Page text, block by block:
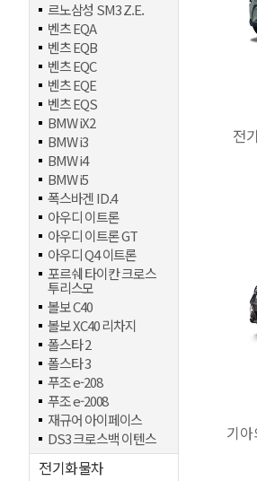
르노삼성 SM3 Z.E.
벤츠 EQA
벤츠 EQB
벤츠 EQC
벤츠 EQE
벤츠 EQS
BMW iX2
BMW i3
BMW i4
BMW i5
폭스바겐 ID.4
아우디 이트론
아우디 이트론 GT
아우디 Q4 이트론
포르쉐 타이칸 크로스
투리스모
볼보 C40
볼보 XC40 리차지
폴스타 2
폴스타 3
푸조 e-208
푸조 e-2008
재규어 아이페이스
DS3 크로스백 이텐스
전기화물차
전
기